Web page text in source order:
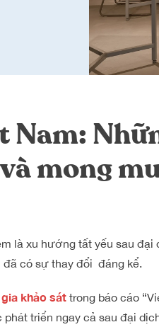
Nam:
mong
là xu hướng tất yếu sau đại
có sự thay đổi đáng kể.
khảo sáttrong báo cáo
triển ngay cả sau đại